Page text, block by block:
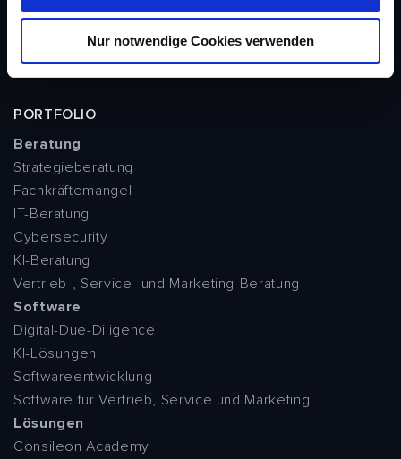
Nur notwendige Cookies verwenden
Kapitalmärkte
Öffentlicher Sektor
Versicherungen
PORTFOLIO
Beratung
Strategieberatung
Fachkräftemangel
IT-Beratung
Cybersecurity
KI-Beratung
Vertrieb-, Service- und Marketing-Beratung
Software
Digital-Due-Diligence
KI-Lösungen
Softwareentwicklung
Software für Vertrieb, Service und Marketing
Lösungen
Consileon Academy